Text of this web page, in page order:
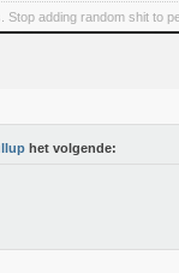
adding random shit to
het volgende: